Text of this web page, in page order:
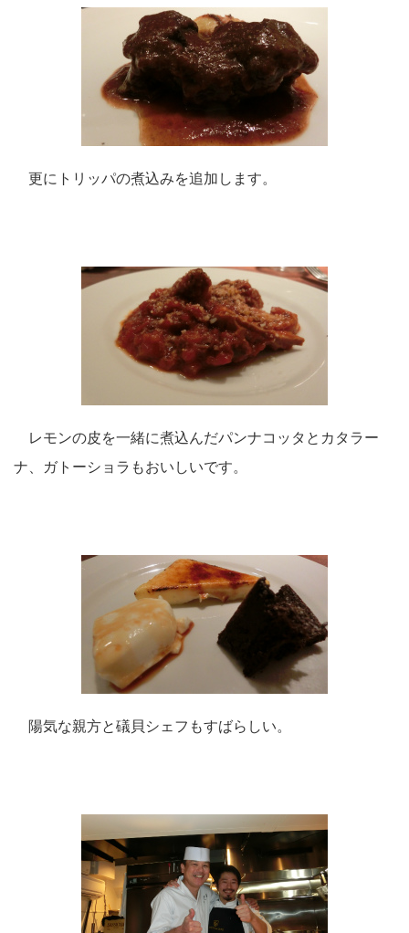
更にトリッパの煮込みを追加します。
レモンの皮を一緒に煮込んだパンナコッタとカタラー
ナ、ガトーショラもおいしいです。
陽気な親方と礒貝シェフもすばらしい。